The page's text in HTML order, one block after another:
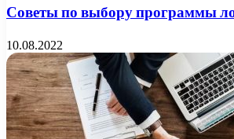
Советы по выбору программы
10.08.2022